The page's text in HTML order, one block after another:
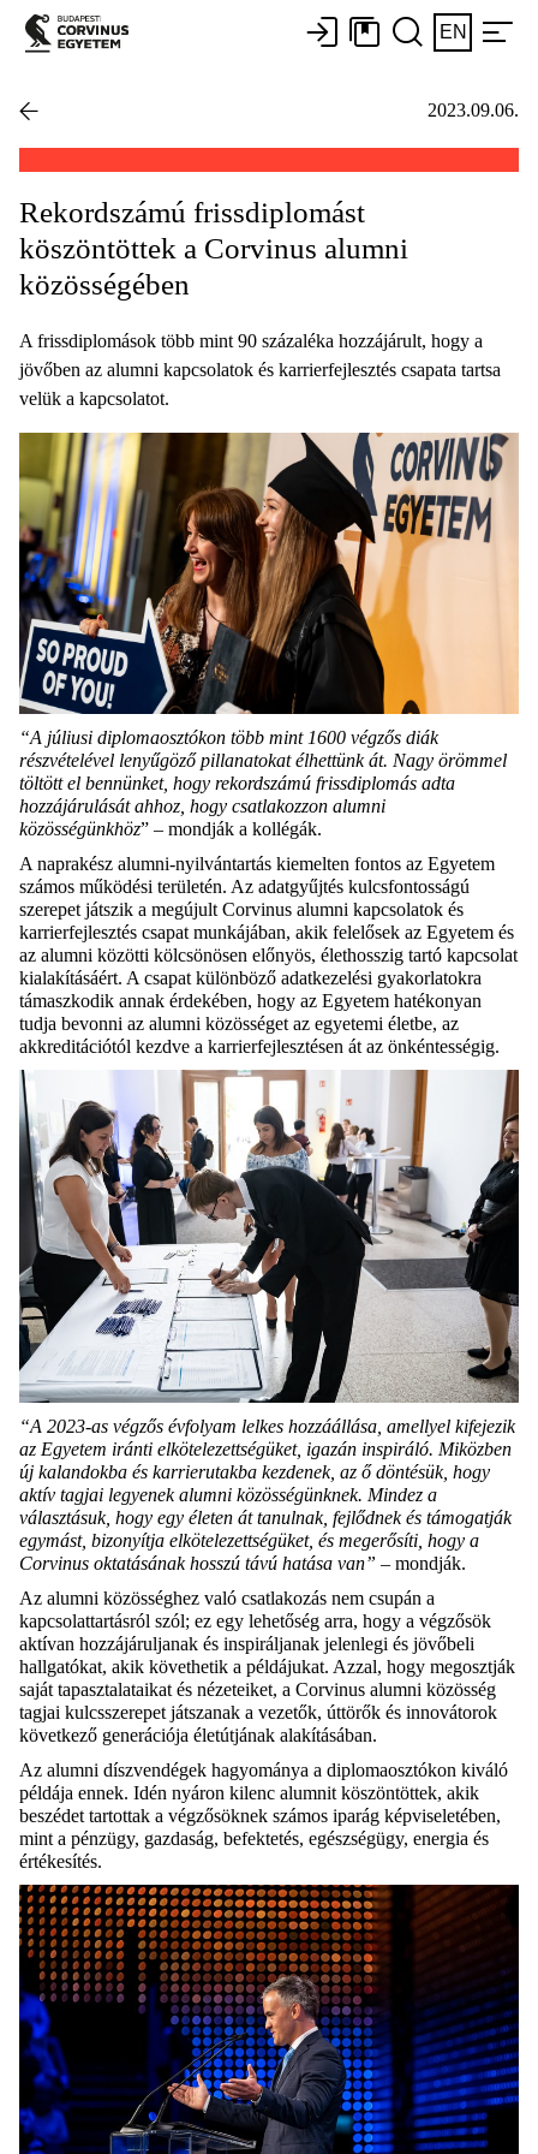
EN
2023.09.06.
Rekordszámú frissdiplomást
köszöntöttek a Corvinus alumni
közösségében
A frissdiplomások több mint 90 százaléka hozzájárult, hogy a
jövőben az alumni kapcsolatok és karrierfejlesztés csapata tartsa
velük a kapcsolatot.
“A júliusi diplomaosztókon több mint 1600 végzős diák
részvételével lenyűgöző pillanatokat élhettünk át. Nagy örömmel
töltött el bennünket, hogy rekordszámú frissdiplomás adta
hozzájárulását ahhoz, hogy csatlakozzon alumni
közösségünkhöz” – mondják a kollégák.
A naprakész alumni-nyilvántartás kiemelten fontos az Egyetem
számos működési területén. Az adatgyűjtés kulcsfontosságú
szerepet játszik a megújult Corvinus alumni kapcsolatok és
karrierfejlesztés csapat munkájában, akik felelősek az Egyetem és
az alumni közötti kölcsönösen előnyös, élethosszig tartó kapcsolat
kialakításáért. A csapat különböző adatkezelési gyakorlatokra
támaszkodik annak érdekében, hogy az Egyetem hatékonyan
tudja bevonni az alumni közösséget az egyetemi életbe, az
akkreditációtól kezdve a karrierfejlesztésen át az önkéntességig.
“A 2023-as végzős évfolyam lelkes hozzáállása, amellyel kifejezik
az Egyetem iránti elkötelezettségüket, igazán inspiráló. Miközben
új kalandokba és karrierutakba kezdenek, az ő döntésük, hogy
aktív tagjai legyenek alumni közösségünknek. Mindez a
választásuk, hogy egy életen át tanulnak, fejlődnek és támogatják
egymást, bizonyítja elkötelezettségüket, és megerősíti, hogy a
Corvinus oktatásának hosszú távú hatása van” – mondják.
Az alumni közösséghez való csatlakozás nem csupán a
kapcsolattartásról szól; ez egy lehetőség arra, hogy a végzősök
aktívan hozzájáruljanak és inspiráljanak jelenlegi és jövőbeli
hallgatókat, akik követhetik a példájukat. Azzal, hogy megosztják
saját tapasztalataikat és nézeteiket, a Corvinus alumni közösség
tagjai kulcsszerepet játszanak a vezetők, úttörők és innovátorok
következő generációja életútjának alakításában.
Az alumni díszvendégek hagyománya a diplomaosztókon kiváló
példája ennek. Idén nyáron kilenc alumnit köszöntöttek, akik
beszédet tartottak a végzősöknek számos iparág képviseletében,
mint a pénzügy, gazdaság, befektetés, egészségügy, energia és
értékesítés.